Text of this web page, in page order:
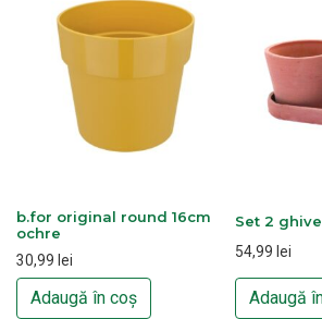
b.for original round 16cm
ochre
30,99 lei
Adaugă în coș
Set 2
54,99 lei
Adaugă